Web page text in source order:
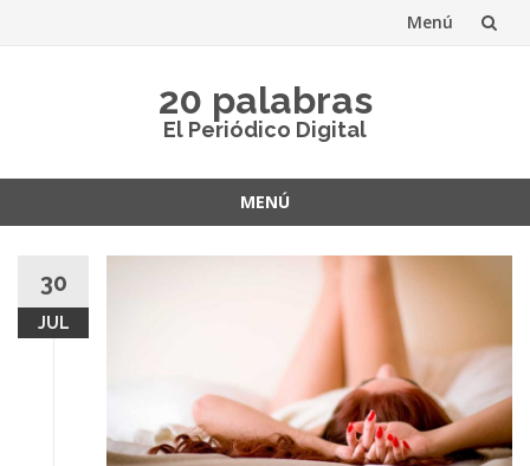
Menú
20 palabras
El Periódico Digital
MENÚ
contenido
30
JUL